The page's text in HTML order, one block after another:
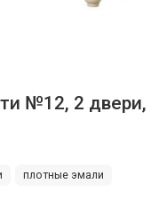
№12, 2 двери,
плотные эмали